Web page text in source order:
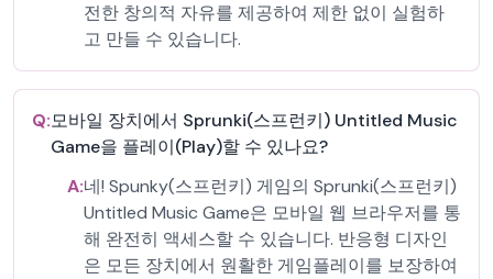
전한 창의적 자유를 제공하여 제한 없이 실험하
고 만들 수 있습니다.
Q:모바일 장치에서 Sprunki(스프런키) Untitled Music
Game을 플레이(Play)할 수 있나요?
A:네! Spunky(스프런키) 게임의 Sprunki(스프런키)
Untitled Music Game은 모바일 웹 브라우저를 통
해 완전히 액세스할 수 있습니다. 반응형 디자인
은 모든 장치에서 원활한 게임플레이를 보장하여